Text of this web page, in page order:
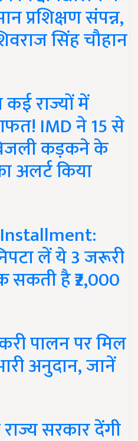
प्रशिक्षण संपन्न,
सिंह चौहान
राज्यों में
IMD ने 15 से
कड़कने के
अलर्ट किया
लें ये 3 जरूरी
सकती है ₹2,000
पालन पर मिल
अनुदान, जानें
सरकार देंगी